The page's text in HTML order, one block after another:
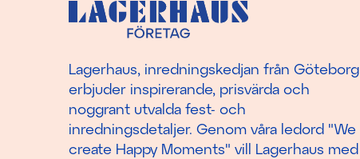
Lagerhaus, inredningskedjan från Göteborg
erbjuder inspirerande, prisvärda och
noggrant utvalda fest- och
inredningsdetaljer. Genom våra ledord "We
create Happy Moments" vill Lagerhaus med